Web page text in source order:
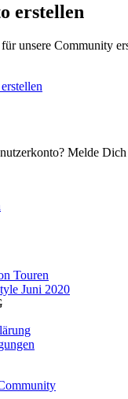
erstellen
unsere Community
Melde
Touren
Juni 2020